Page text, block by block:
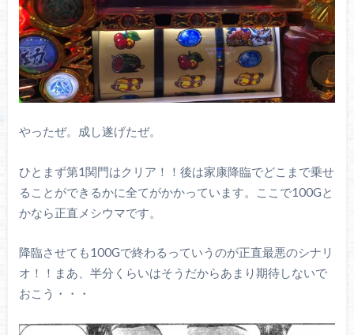
やったぜ。成し遂げたぜ。
ひとまず第1関門はクリア！！後は家康降臨でどこまで乗せ
ることができるかに全てがかかっています。ここで100Gと
かなら正直メシウマです。
降臨させても100Gで終わるっていうのが正直最悪のシナリ
オ！！まあ、半分くらいはそうだからあまり期待しないで
おこう・・・